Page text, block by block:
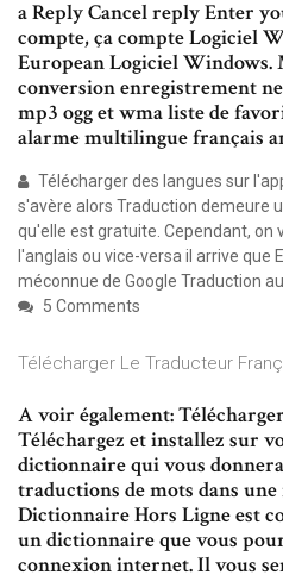
a Reply Cancel reply Enter
compte, ça compte Logiciel
European Logiciel
conversion enregistrement
mp3 ogg et wma liste de
alarme multilingue français
Télécharger des langues sur
s'avère alors Traduction demeure
qu'elle est gratuite. Cependant, on
l'anglais ou vice-versa il arrive que
méconnue de Google Traduction
5 Comments
Télécharger Le Traducteur
A voir également:
Téléchargez et installez sur
dictionnaire qui vous
traductions de mots dans
Dictionnaire Hors Ligne est
un dictionnaire que vous
connexion internet. Il vous